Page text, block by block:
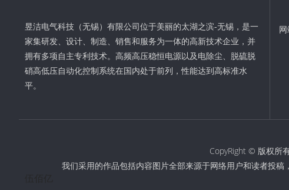
昱洁电气科技（无锡）有限公司位于美丽的太湖之滨-无锡，是一
家集研发、设计、制造、销售和服务为一体的高新技术企业，并
拥有多项自主专利技术。高频高压稳恒电源以及电除尘、脱硫脱
硝高低压自动化控制系统在国内处于前列，性能达到高标准水
平。
CopyRight © 版权所
我们采用的作品包括内容图片全部来源于网络用户和读者投